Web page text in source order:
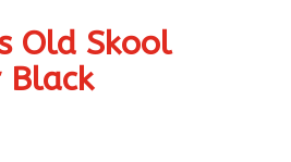
Old Skool